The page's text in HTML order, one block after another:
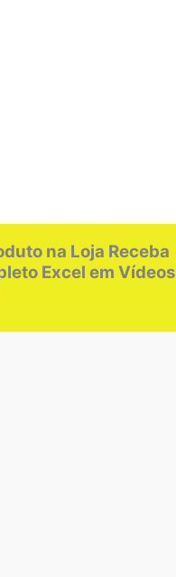
na Loja Receba
Excel em Vídeos